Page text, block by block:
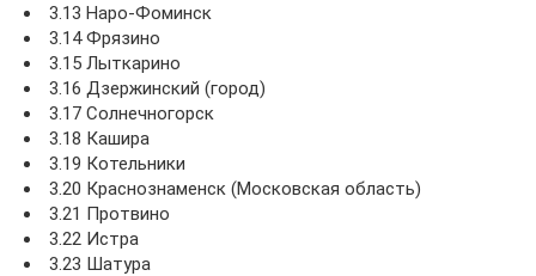
3.13 Наро-Фоминск
3.14 Фрязино
3.15 Лыткарино
3.16 Дзержинский (город)
3.17 Солнечногорск
3.18 Кашира
3.19 Котельники
3.20 Краснознаменск (Московская область)
3.21 Протвино
3.22 Истра
3.23 Шатура